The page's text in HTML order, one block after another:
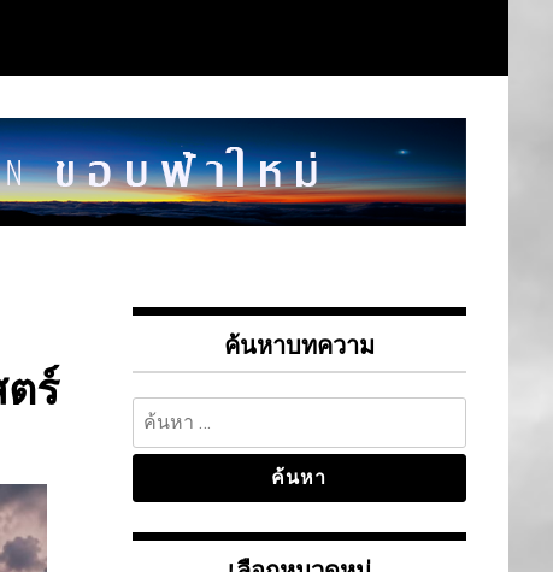
ร์
ค้นหาบทความ
ค้นหา
สำหรับ: